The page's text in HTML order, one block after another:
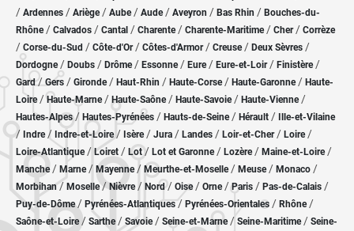
/ Ardennes / Ariège/ Aube/ Aude / Aveyron / Bas Rhin / Bouches-du-
Rhône/ Calvados / Cantal / Charente / Charente-Maritime/ Cher / Corrèze
/ Corse-du-Sud / Côte-d'Or / Côtes-d'Armor/ Creuse/ Deux Sèvres /
Dordogne/ Doubs / Drôme/ Essonne / Eure/ Eure-et-Loir / Finistère/
Gard/Gers / Gironde/ Haut-Rhin / Haute-Corse/ Haute-Garonne/ Haute-
Loire/Haute-Marne/ Haute-Saône/ Haute-Savoie/ Haute-Vienne/
Hautes-Alpes/ Hautes-Pyrénées / Hauts-de-Seine/ Hérault / Ille-et-Vilaine
/ Indre/ Indre-et-Loire/ Isère/ Jura / Landes / Loir-et-Cher/ Loire/
Loire-Atlantique/ Loiret / Lot/ Lot et Garonne/ Lozère / Maine-et-Loire/
Manche/ Marne/ Mayenne/ Meurthe-et-Moselle/ Meuse/ Monaco /
Morbihan/ Moselle/ Nièvre / Nord/ Oise / Orne/Paris / Pas-de-Calais /
Puy-de-Dôme/ Pyrénées-Atlantiques / Pyrénées-Orientales / Rhône/
Saône-et-Loire/ Sarthe/ Savoie/ Seine-et-Marne/ Seine-Maritime/ Seine-